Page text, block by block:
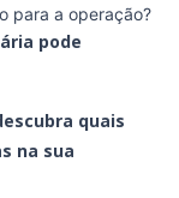
para a operação?
pode
quais
na sua